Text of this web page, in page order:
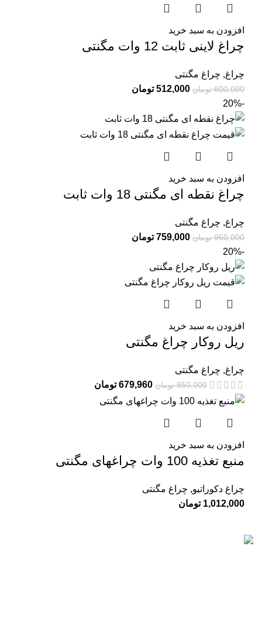
افزودن به سبد خرید
چراغ لاینی ثابت 12 وات مگنتی
چراغ, چراغ مگنتی
600,000 تومان 512,000 تومان
-20%
افزودن به سبد خرید
چراغ نقطه ای مگنتی 18 وات ثابت
چراغ, چراغ مگنتی
950,000 تومان 759,000 تومان
-20%
افزودن به سبد خرید
ریل روکار چراغ مگنتی
چراغ, چراغ مگنتی
850,000 تومان 679,960 تومان
افزودن به سبد خرید
منبع تغذیه 100 وات چراغهای مگنتی
چراغ دکوراتیو, چراغ مگنتی
1,012,000 تومان